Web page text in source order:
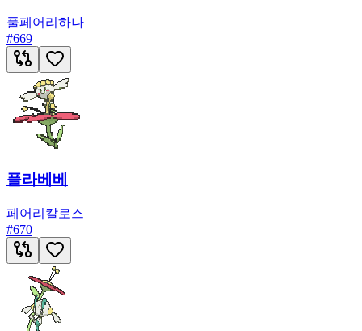
풀페어리 하나
#669
플라베베
페어리 칼로스
#670